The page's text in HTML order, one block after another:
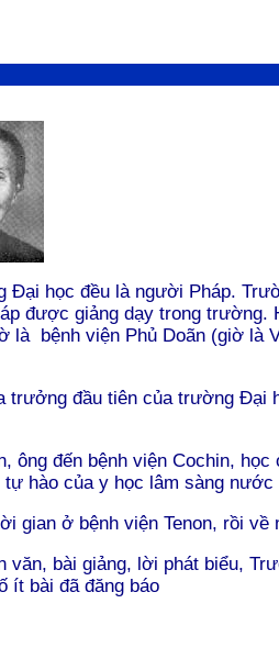
học đều là người Pháp.
được giảng dạy trong trường.
là bệnh viện Phủ Doãn (giờ là
đầu tiên của trường Ðại
ông đến bệnh viện Cochin, học
hào của y học lâm sàng nước
gian ở bệnh viện Tenon, rồi về
bài giảng, lời phát biểu,
ít bài đã đăng báo